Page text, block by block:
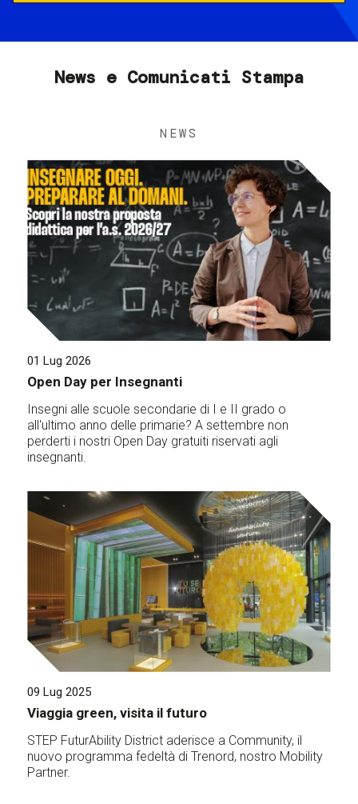
News e Comunicati Stampa
NEWS
01 Lug 2026
Open Day per Insegnanti
Insegni alle scuole secondarie di I e II grado o
all'ultimo anno delle primarie? A settembre non
perderti i nostri Open Day gratuiti riservati agli
insegnanti.
09 Lug 2025
Viaggia green, visita il futuro
STEP FuturAbility District aderisce a Community, il
nuovo programma fedeltà di Trenord, nostro Mobility
Partner.